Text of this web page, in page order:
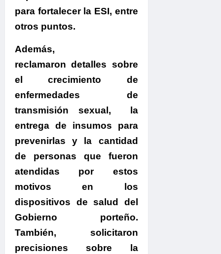
para fortalecer la ESI, entre
otros puntos.
Además,
reclamaron detalles sobre
el crecimiento de
enfermedades de
transmisión sexual, la
entrega de insumos para
prevenirlas y la cantidad
de personas que fueron
atendidas por estos
motivos en los
dispositivos de salud del
Gobierno porteño.
También, solicitaron
precisiones sobre la